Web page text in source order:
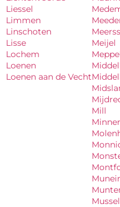
Liessel
Limmen
Linschoten
Lisse
Lochem
Loenen
Loenen aan de Vecht
Meijel
Mill